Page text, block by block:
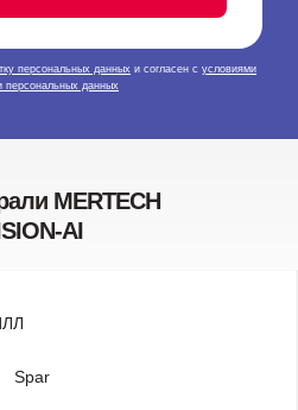
персональных данных и согласен с условиями
персональных данных
MERTECH
AI
Spar